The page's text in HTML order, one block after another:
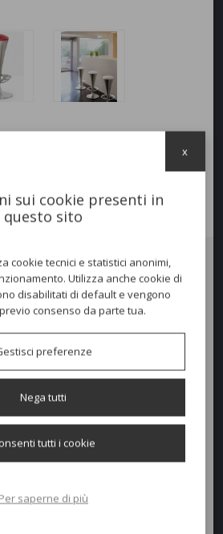
cromato o satinato, poggiapiedi in
lucidato o satinato. Seduta imbottita con
sui cookie presenti in
questo sito
cookie tecnici e statistici anonimi,
Utilizza anche cookie di
disabilitati di default e vengono
consenso da parte tua.
preferenze
Nega tutti
tutti i cookie
Per saperne di più
x